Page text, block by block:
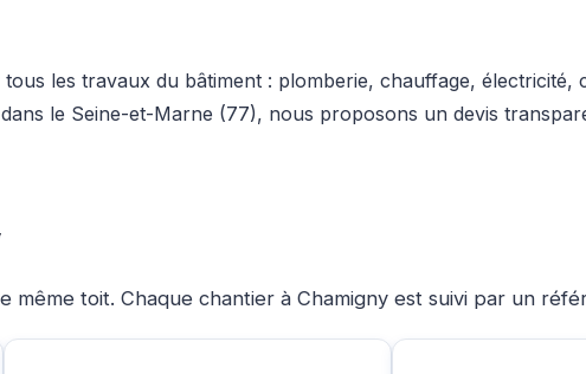
les travaux du bâtiment : plomberie, chauffage,
le Seine-et-Marne (77), nous proposons un devis
même toit. Chaque chantier à Chamigny est suivi par un